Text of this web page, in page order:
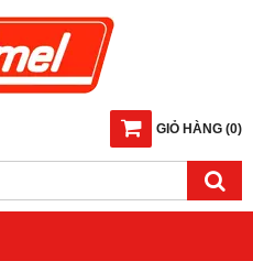
GIỎ HÀNG (0)